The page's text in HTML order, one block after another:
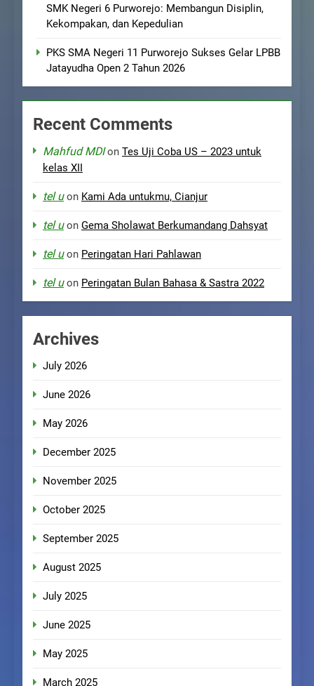
SMK Negeri 6 Purworejo: Membangun Disiplin,
Kekompakan, dan Kepedulian
PKS SMA Negeri 11 Purworejo Sukses Gelar LPBB
Jatayudha Open 2 Tahun 2026
Recent Comments
Mahfud MDIon Tes Uji Coba US – 2023 untuk
kelas XII
tel uon Kami Ada untukmu, Cianjur
tel uon Gema Sholawat Berkumandang Dahsyat
tel uon Peringatan Hari Pahlawan
tel uon Peringatan Bulan Bahasa & Sastra 2022
Archives
July 2026
June 2026
May 2026
December 2025
November 2025
October 2025
September 2025
August 2025
July 2025
June 2025
May 2025
March 2025